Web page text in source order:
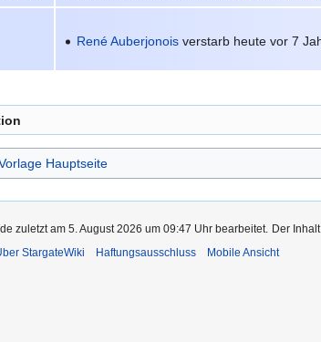
René Auberjonois verstarb heute vor 7
Hauptseite
zuletzt am 5. August 2026 um 09:47 Uhr bearbeitet. Der
StargateWiki Haftungsausschluss Mobile Ansicht